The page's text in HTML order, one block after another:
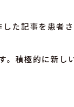
た記事を患者
。積極的に新し